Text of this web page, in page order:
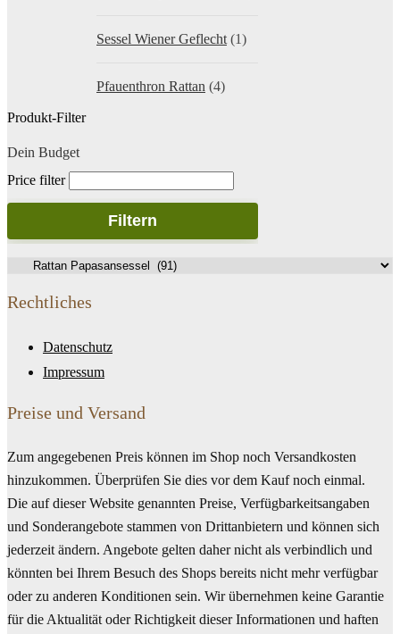
Sessel Wiener Geflecht (1)
Pfauenthron Rattan (4)
Produkt-Filter
Dein Budget
Price filter
Filtern
Rechtliches
Datenschutz
Impressum
Preise und Versand
Zum angegebenen Preis können im Shop noch Versandkosten
hinzukommen. Überprüfen Sie dies vor dem Kauf noch einmal.
Die auf dieser Website genannten Preise, Verfügbarkeitsangaben
und Sonderangebote stammen von Drittanbietern und können sich
jederzeit ändern. Angebote gelten daher nicht als verbindlich und
könnten bei Ihrem Besuch des Shops bereits nicht mehr verfügbar
oder zu anderen Konditionen sein. Wir übernehmen keine Garantie
für die Aktualität oder Richtigkeit dieser Informationen und haften